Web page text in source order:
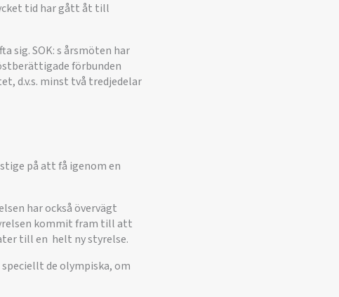
tid har gått åt till
sig. SOK: s årsmöten har
förbunden
d.v.s. minst två tredjedelar
på att få igenom en
har också övervägt
kommit fram till att
till en helt ny styrelse.
de olympiska, om